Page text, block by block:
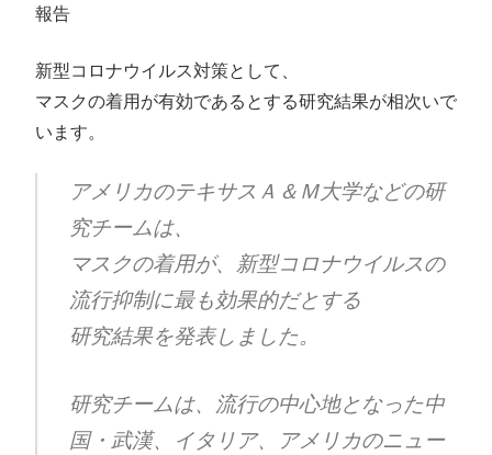
報告
新型コロナウイルス対策として、
マスクの着用が有効であるとする研究結果が相次いで
います。
アメリカのテキサスＡ＆Ｍ大学などの研
究チームは、
マスクの着用が、新型コロナウイルスの
流行抑制に最も効果的だとする
研究結果を発表しました。
研究チームは、流行の中心地となった中
国・武漢、イタリア、アメリカのニュー